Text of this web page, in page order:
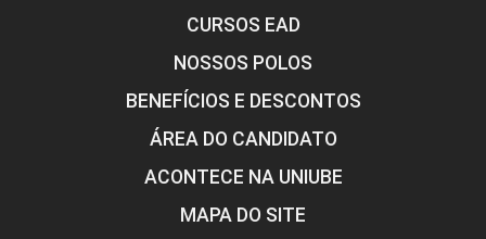
CURSOS EAD
NOSSOS POLOS
BENEFÍCIOS E DESCONTOS
ÁREA DO CANDIDATO
ACONTECE NA UNIUBE
MAPA DO SITE